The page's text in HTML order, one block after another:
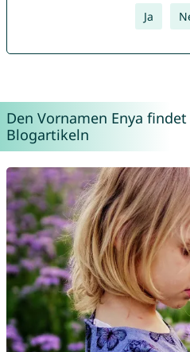
Ja
Den Vornamen Enya
Blogartikeln